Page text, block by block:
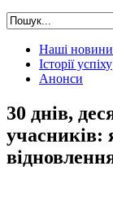
Наші новини
Історії успіху
Анонси
30 днів,